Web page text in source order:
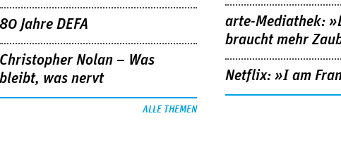
80 Jahre DEFA
Christopher Nolan – Was
bleibt, was nervt
ALLE THEMEN
arte-Mediathek:
braucht mehr
Netflix: »I am